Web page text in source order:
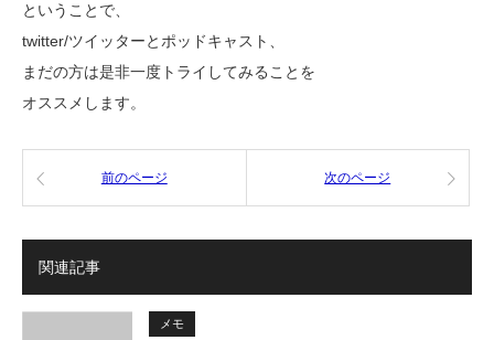
ということで、
twitter/ツイッターとポッドキャスト、
まだの方は是非一度トライしてみることを
オススメします。
前のページ 次のページ
関連記事
メモ